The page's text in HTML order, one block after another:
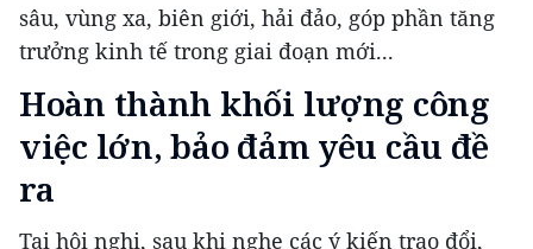
sâu, vùng xa, biên giới, hải đảo, góp phần tăng
trưởng kinh tế trong giai đoạn mới...
Hoàn thành khối lượng công
việc lớn, bảo đảm yêu cầu đề
ra
Tại hội nghị, sau khi nghe các ý kiến trao đổi,